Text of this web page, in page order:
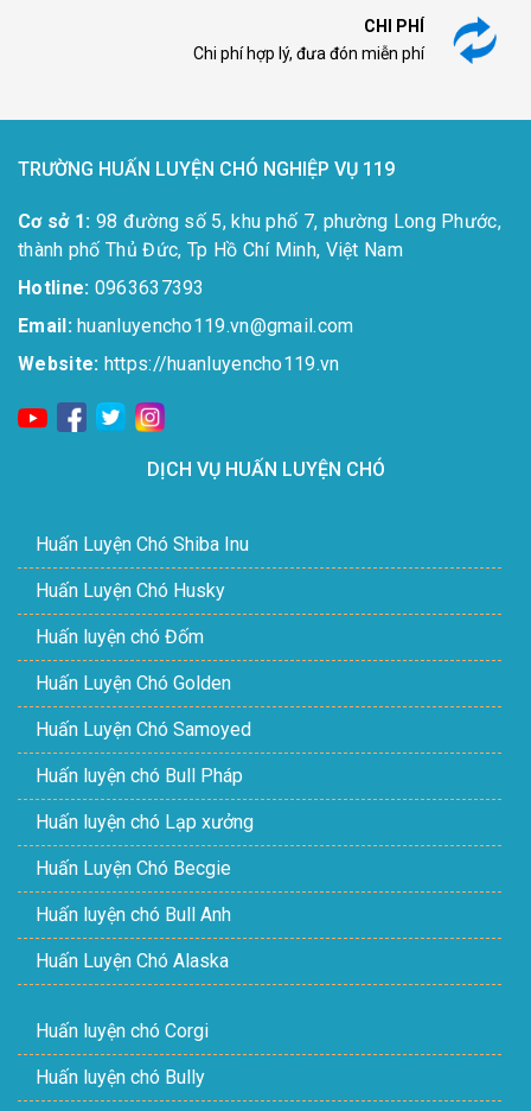
CHI PHÍ
Chi phí hợp lý, đưa đón miễn phí
TRƯỜNG HUẤN LUYỆN CHÓ NGHIỆP VỤ 119
Cơ sở 1: 98 đường số 5, khu phố 7, phường Long Phước,
thành phố Thủ Đức, Tp Hồ Chí Minh, Việt Nam
Hotline: 0963637393​
Email:huanluyencho119.vn@gmail.com
Website: https://huanluyencho119.vn
DỊCH VỤ HUẤN LUYỆN CHÓ
Huấn Luyện Chó Shiba Inu
Huấn Luyện Chó Husky
Huấn luyện chó Đốm
Huấn Luyện Chó Golden
Huấn Luyện Chó Samoyed
Huấn luyện chó Bull Pháp
Huấn luyện chó Lạp xưởng
Huấn Luyện Chó Becgie
Huấn luyện chó Bull Anh
Huấn Luyện Chó Alaska
Huấn luyện chó Corgi
Huấn luyện chó Bully